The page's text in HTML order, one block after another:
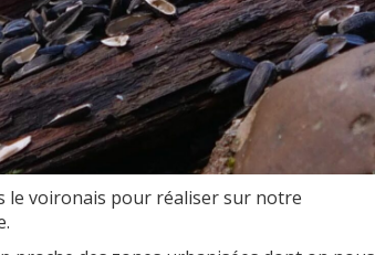
le voironais pour réaliser sur notre